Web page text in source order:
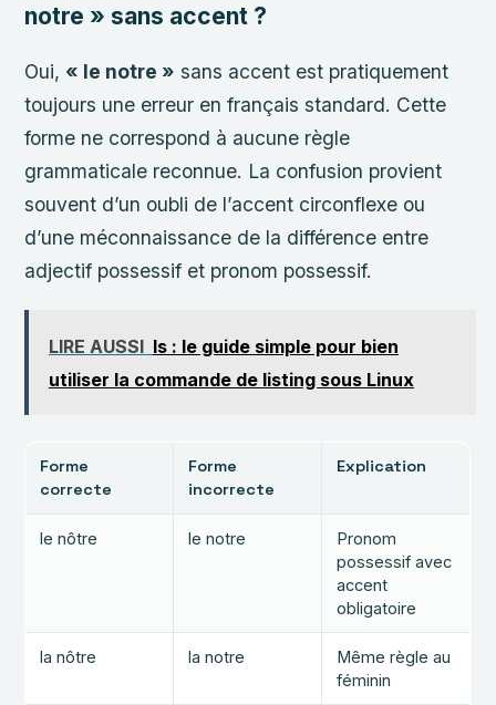
notre » sans accent ?
Oui, « le notre » sans accent est pratiquement
toujours une erreur en français standard. Cette
forme ne correspond à aucune règle
grammaticale reconnue. La confusion provient
souvent d’un oubli de l’accent circonflexe ou
d’une méconnaissance de la différence entre
adjectif possessif et pronom possessif.
LIRE AUSSI ls : le guide simple pour bien
utiliser la commande de listing sous Linux
Forme
correcte
Forme
incorrecte
Explication
le nôtre le notre
Pronom
possessif avec
accent
obligatoire
la nôtre la notre
Même règle au
féminin